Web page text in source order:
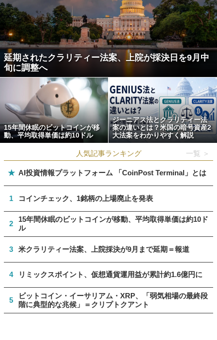
延期されたクラリティー法案、上院が採決日を9月中
旬に調整へ
15年間休眠のビットコインが移
動、平均取得単価は約10ドル
ジーニアス法とクラリティー法
案の違いとは？米国の暗号資産2
大法案をわかりやすく解説
人気記事ランキング 一覧 ＞
★ AI投資情報プラットフォーム 「CoinPost Terminal」とは
1 コインチェック、1銘柄の上場廃止を発表
2
15年間休眠のビットコインが移動、平均取得単価は約10ド
ル
3 米クラリティー法案、上院採決が9月まで延期＝報道
4 リミックスポイント、仮想通貨運用益が累計約1.6億円に
5
ビットコイン・イーサリアム・XRP、「弱気相場の最終段
階に典型的な兆候」＝クリプトクアント